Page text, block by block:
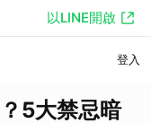
以LINE開啟
登入
5大禁忌暗